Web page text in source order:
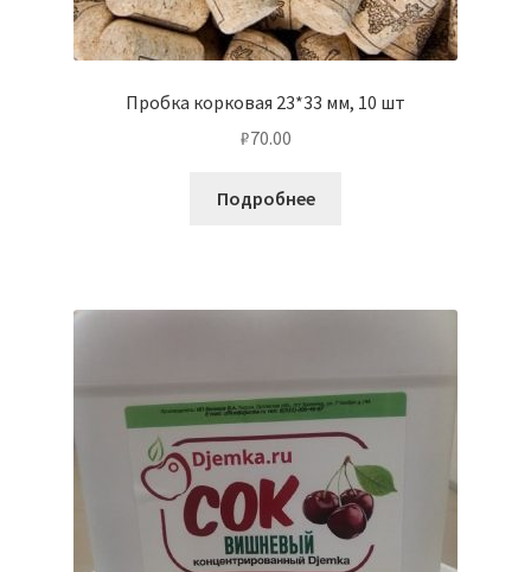
Пробка корковая 23*33 мм, 10 шт
₽70.00
Подробнее